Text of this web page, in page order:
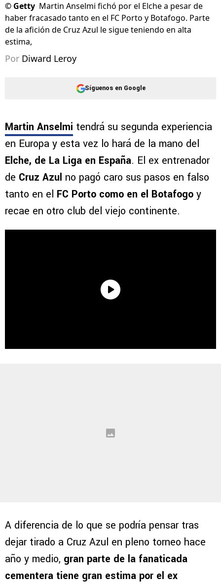
© Getty Martin Anselmi fichó por el Elche a pesar de
haber fracasado tanto en el FC Porto y Botafogo. Parte
de la afición de Cruz Azul le sigue teniendo en alta
estima,
Por Diward Leroy
Síguenos en Google
Martin Anselmi tendrá su segunda experiencia
en Europa y esta vez lo hará de la mano del
Elche, de La Liga en España. El ex entrenador
de Cruz Azul no pagó caro sus pasos en falso
tanto en el FC Porto como en el Botafogo y
recae en otro club del viejo continente.
A diferencia de lo que se podría pensar tras
dejar tirado a Cruz Azul en pleno torneo hace
año y medio, gran parte de la fanaticada
cementera tiene gran estima por el ex